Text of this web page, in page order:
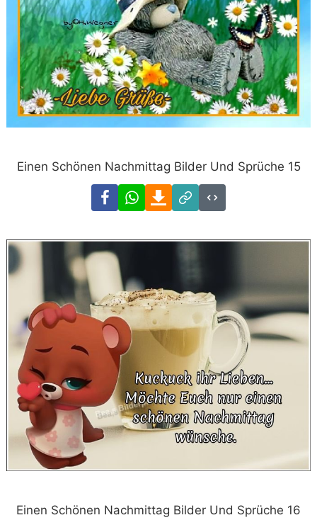
Einen Schönen Nachmittag Bilder Und Sprüche 15
FacebookWhatsAppDownload
Link
Code
Einen Schönen Nachmittag Bilder Und Sprüche 16